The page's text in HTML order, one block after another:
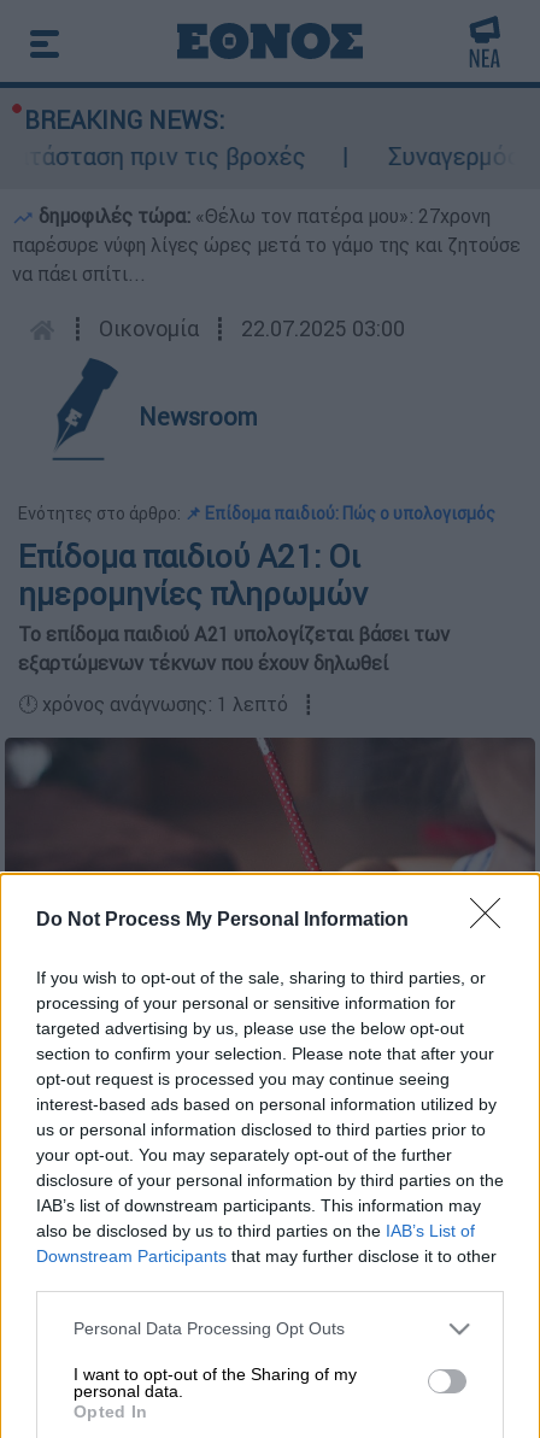
Do Not Process My Personal Information
If you wish to opt-out of the sale, sharing to third parties, or
processing of your personal or sensitive information for
targeted advertising by us, please use the below opt-out
section to confirm your selection. Please note that after your
opt-out request is processed you may continue seeing
interest-based ads based on personal information utilized by
us or personal information disclosed to third parties prior to
your opt-out. You may separately opt-out of the further
disclosure of your personal information by third parties on the
IAB’s list of downstream participants. This information may
also be disclosed by us to third parties on the IAB’s List of
Downstream Participants that may further disclose it to other
Please note that this website/app uses one or more Google
not limited to your visit or usage behaviour. You may click to
grant or deny consent to Google and its third-party tags to
use your data for below specified purposes in below Google
Personal Data Processing Opt Outs
I want to opt-out of the Sharing of my
personal data.
Opted In
BREAKING NEWS:
πριν τις βροχές
Συναγερμός
δημοφιλές τώρα: «Θέλω τον πατέρα μου»: 27χρονη
παρέσυρε νύφη λίγες ώρες μετά το γάμο της και ζητούσε
να πάει σπίτι...
┋ Οικονομία ┋ 22.07.2025 03:00
Newsroom
Ενότητες στο άρθρο: 📌 Επίδομα παιδιού: Πώς ο υπολογισμός
Επίδομα παιδιού Α21: Οι
ημερομηνίες πληρωμών
Το επίδομα παιδιού Α21 υπολογίζεται βάσει των
εξαρτώμενων τέκνων που έχουν δηλωθεί
🕛 χρόνος ανάγνωσης: 1 λεπτό ┋
Επίδομα παιδιού (Pixabay)
Προσθέστε το ΕΘΝΟΣ στη Google
Στις 31 Ιουλίου, ημέρα Πέμπτη θα πληρωθεί
τοεπίδομα παιδιού Α21, ενώ η σχετική
ηλεκτρονική πλατφόρμα θα παραμείνει
έως ότου εκκαθαριστεί η πληρωμή της
τρίτης διμηνιαίας δόσης για το 2025.
Επίδομα παιδιού: Πώς ο υπολογισμός